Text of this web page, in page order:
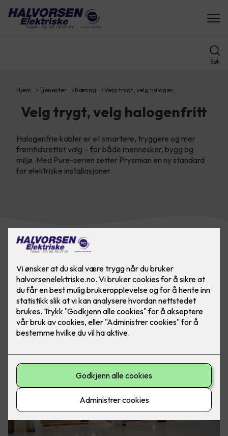
Søk
Hjem Tjenester Næring Velg trygt, velg halogen…
Velg trygt, velg halogenfritt
Halogenfrie kabler er et smartere, tryggere og mer
fremtidsrettet valg – for både mennesker, bygg og
miljø. Med Pure-serien setter Prysmian en ny standard
for elektriske installasjoner.